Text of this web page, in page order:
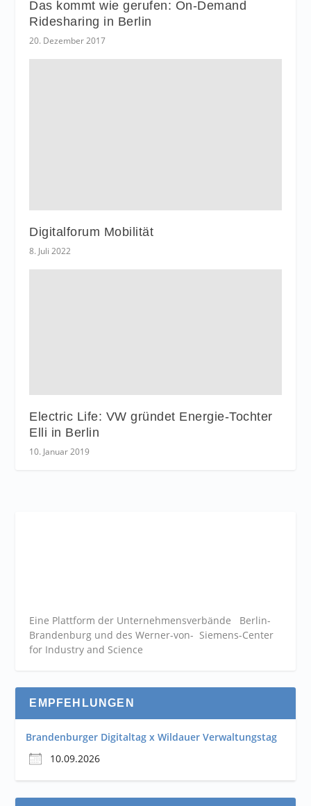
Das kommt wie gerufen: On-Demand
Ridesharing in Berlin
20. Dezember 2017
Digitalforum Mobilität
8. Juli 2022
Electric Life: VW gründet Energie-Tochter
Elli in Berlin
10. Januar 2019
Eine Plattform der Unternehmensverbände Berlin-
Brandenburg und des Werner-von- Siemens-Center
for Industry and Science
EMPFEHLUNGEN
Brandenburger Digitaltag x Wildauer Verwaltungstag
10.09.2026